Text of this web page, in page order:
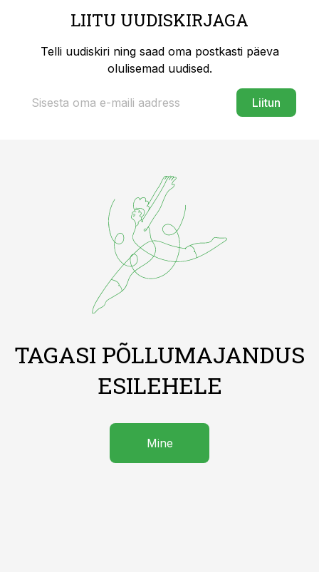
LIITU UUDISKIRJAGA
Telli uudiskiri ning saad oma postkasti päeva
olulisemad uudised.
Liitun
TAGASI PÕLLUMAJANDUS
ESILEHELE
Mine